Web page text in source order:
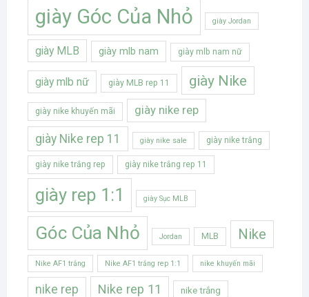
giày Góc Của Nhỏ
giày Jordan
giày MLB giày mlb nam giày mlb nam nữ
giày mlb nữ giày MLB rep 11 giày Nike
giày nike khuyến mãi giày nike rep
giày Nike rep 11 giày nike sale giày nike trắng
giày nike trắng rep giày nike trắng rep 11
giày rep 1:1 giày Sục MLB
Góc Của Nhỏ Jordan MLB Nike
Nike AF1 trắng Nike AF1 trắng rep 1:1 nike khuyến mãi
nike rep Nike rep 11 nike trắng